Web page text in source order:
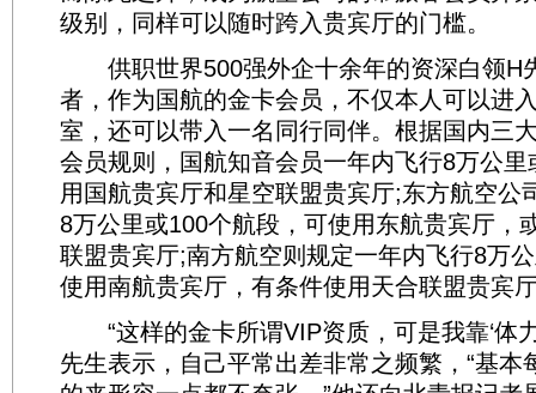
级别，同样可以随时跨入贵宾厅的门槛。
供职世界500强外企十余年的资深白领H
者，作为国航的金卡会员，不仅本人可以进
室，还可以带入一名同行同伴。根据国内三
会员规则，国航知音会员一年内飞行8万公
用国航贵宾厅和星空联盟贵宾厅;东方航空公
8万公里或100个航段，可使用东航贵宾厅，
联盟贵宾厅;南方航空则规定一年内飞行8万
使用南航贵宾厅，有条件使用天合联盟贵宾
“这样的金卡所谓VIP资质，可是我靠‘体力
先生表示，自己平常出差非常之频繁，“基本